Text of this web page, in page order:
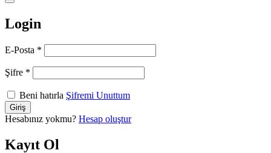
Login
E-Posta *
Şifre *
Beni hatırla Şifremi Unuttum
Hesabınız yokmu? Hesap oluştur
Kayıt Ol